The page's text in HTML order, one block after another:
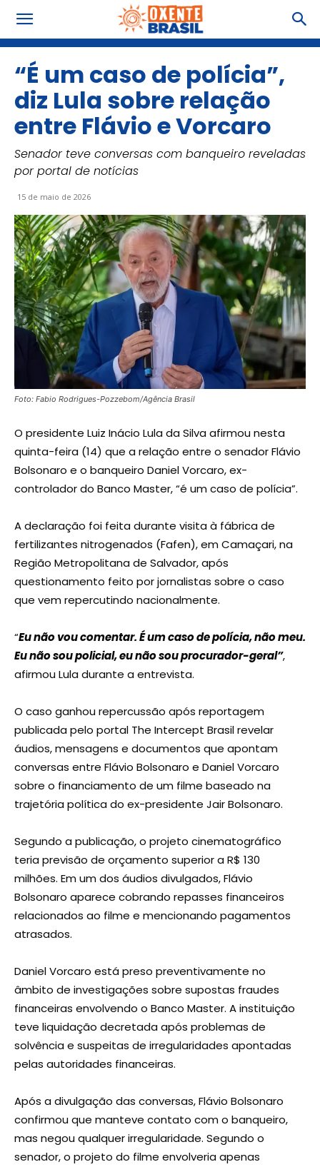
“É um caso de polícia”,
diz Lula sobre relação
entre Flávio e Vorcaro
Senador teve conversas com banqueiro reveladas
por portal de notícias
15 de maio de 2026
Foto: Fabio Rodrigues-Pozzebom/Agência Brasil
O presidente Luiz Inácio Lula da Silva afirmou nesta
quinta-feira (14) que a relação entre o senador Flávio
Bolsonaro e o banqueiro Daniel Vorcaro, ex-
controlador do Banco Master, “é um caso de polícia”.
A declaração foi feita durante visita à fábrica de
fertilizantes nitrogenados (Fafen), em Camaçari, na
Região Metropolitana de Salvador, após
questionamento feito por jornalistas sobre o caso
que vem repercutindo nacionalmente.
“Eu não vou comentar. É um caso de polícia, não meu.
Eu não sou policial, eu não sou procurador-geral”,
afirmou Lula durante a entrevista.
O caso ganhou repercussão após reportagem
publicada pelo portal The Intercept Brasil revelar
áudios, mensagens e documentos que apontam
conversas entre Flávio Bolsonaro e Daniel Vorcaro
sobre o financiamento de um filme baseado na
trajetória política do ex-presidente Jair Bolsonaro.
Segundo a publicação, o projeto cinematográfico
teria previsão de orçamento superior a R$ 130
milhões. Em um dos áudios divulgados, Flávio
Bolsonaro aparece cobrando repasses financeiros
relacionados ao filme e mencionando pagamentos
atrasados.
Daniel Vorcaro está preso preventivamente no
âmbito de investigações sobre supostas fraudes
financeiras envolvendo o Banco Master. A instituição
teve liquidação decretada após problemas de
solvência e suspeitas de irregularidades apontadas
pelas autoridades financeiras.
Após a divulgação das conversas, Flávio Bolsonaro
confirmou que manteve contato com o banqueiro,
mas negou qualquer irregularidade. Segundo o
senador, o projeto do filme envolveria apenas